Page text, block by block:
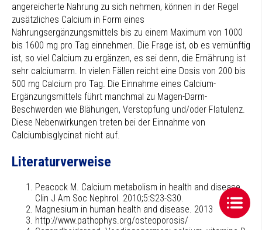
angereicherte Nahrung zu sich nehmen, können in der Regel
zusätzliches Calcium in Form eines
Nahrungsergänzungsmittels bis zu einem Maximum von 1000
bis 1600 mg pro Tag einnehmen. Die Frage ist, ob es vernünftig
ist, so viel Calcium zu ergänzen, es sei denn, die Ernährung ist
sehr calciumarm. In vielen Fällen reicht eine Dosis von 200 bis
500 mg Calcium pro Tag. Die Einnahme eines Calcium-
Ergänzungsmittels führt manchmal zu Magen-Darm-
Beschwerden wie Blähungen, Verstopfung und/oder Flatulenz.
Diese Nebenwirkungen treten bei der Einnahme von
Calciumbisglycinat nicht auf.
Literaturverweise
Peacock M. Calcium metabolism in health and disease.
Clin J Am Soc Nephrol. 2010;5:S23-S30.
Magnesium in human health and disease. 2013
http://www.pathophys.org/osteoporosis/